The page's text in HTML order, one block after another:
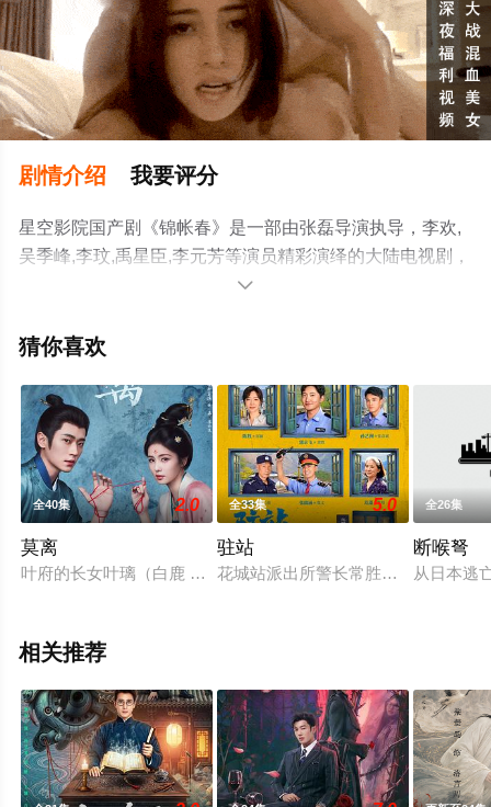
剧情介绍 我要评分
星空影院国产剧《锦帐春》是一部由张磊导演执导，李欢,
吴季峰,李玟,禹星臣,李元芳等演员精彩演绎的大陆电视剧，
大结局剧情已揭晓（全20集），免费观看高清未删减完整
电视剧、电视猫或剧情网等平台了解。

猜你喜欢
全40集 2.0
莫离
叶府的长女叶璃（白鹿 饰），嫁去破败的定王府，和双腿残疾
全33集 5.0
驻站
花城站派出所警长常胜正面临着事业
全26集
断喉弩
从日本逃
相关推荐